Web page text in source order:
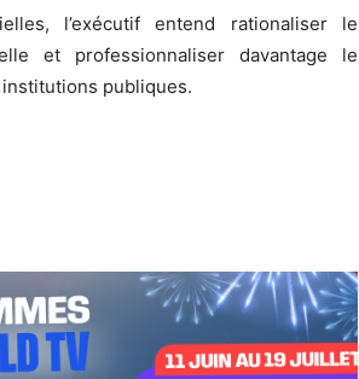
l’exécutif entend rationaliser le
et professionnaliser davantage le
publiques.